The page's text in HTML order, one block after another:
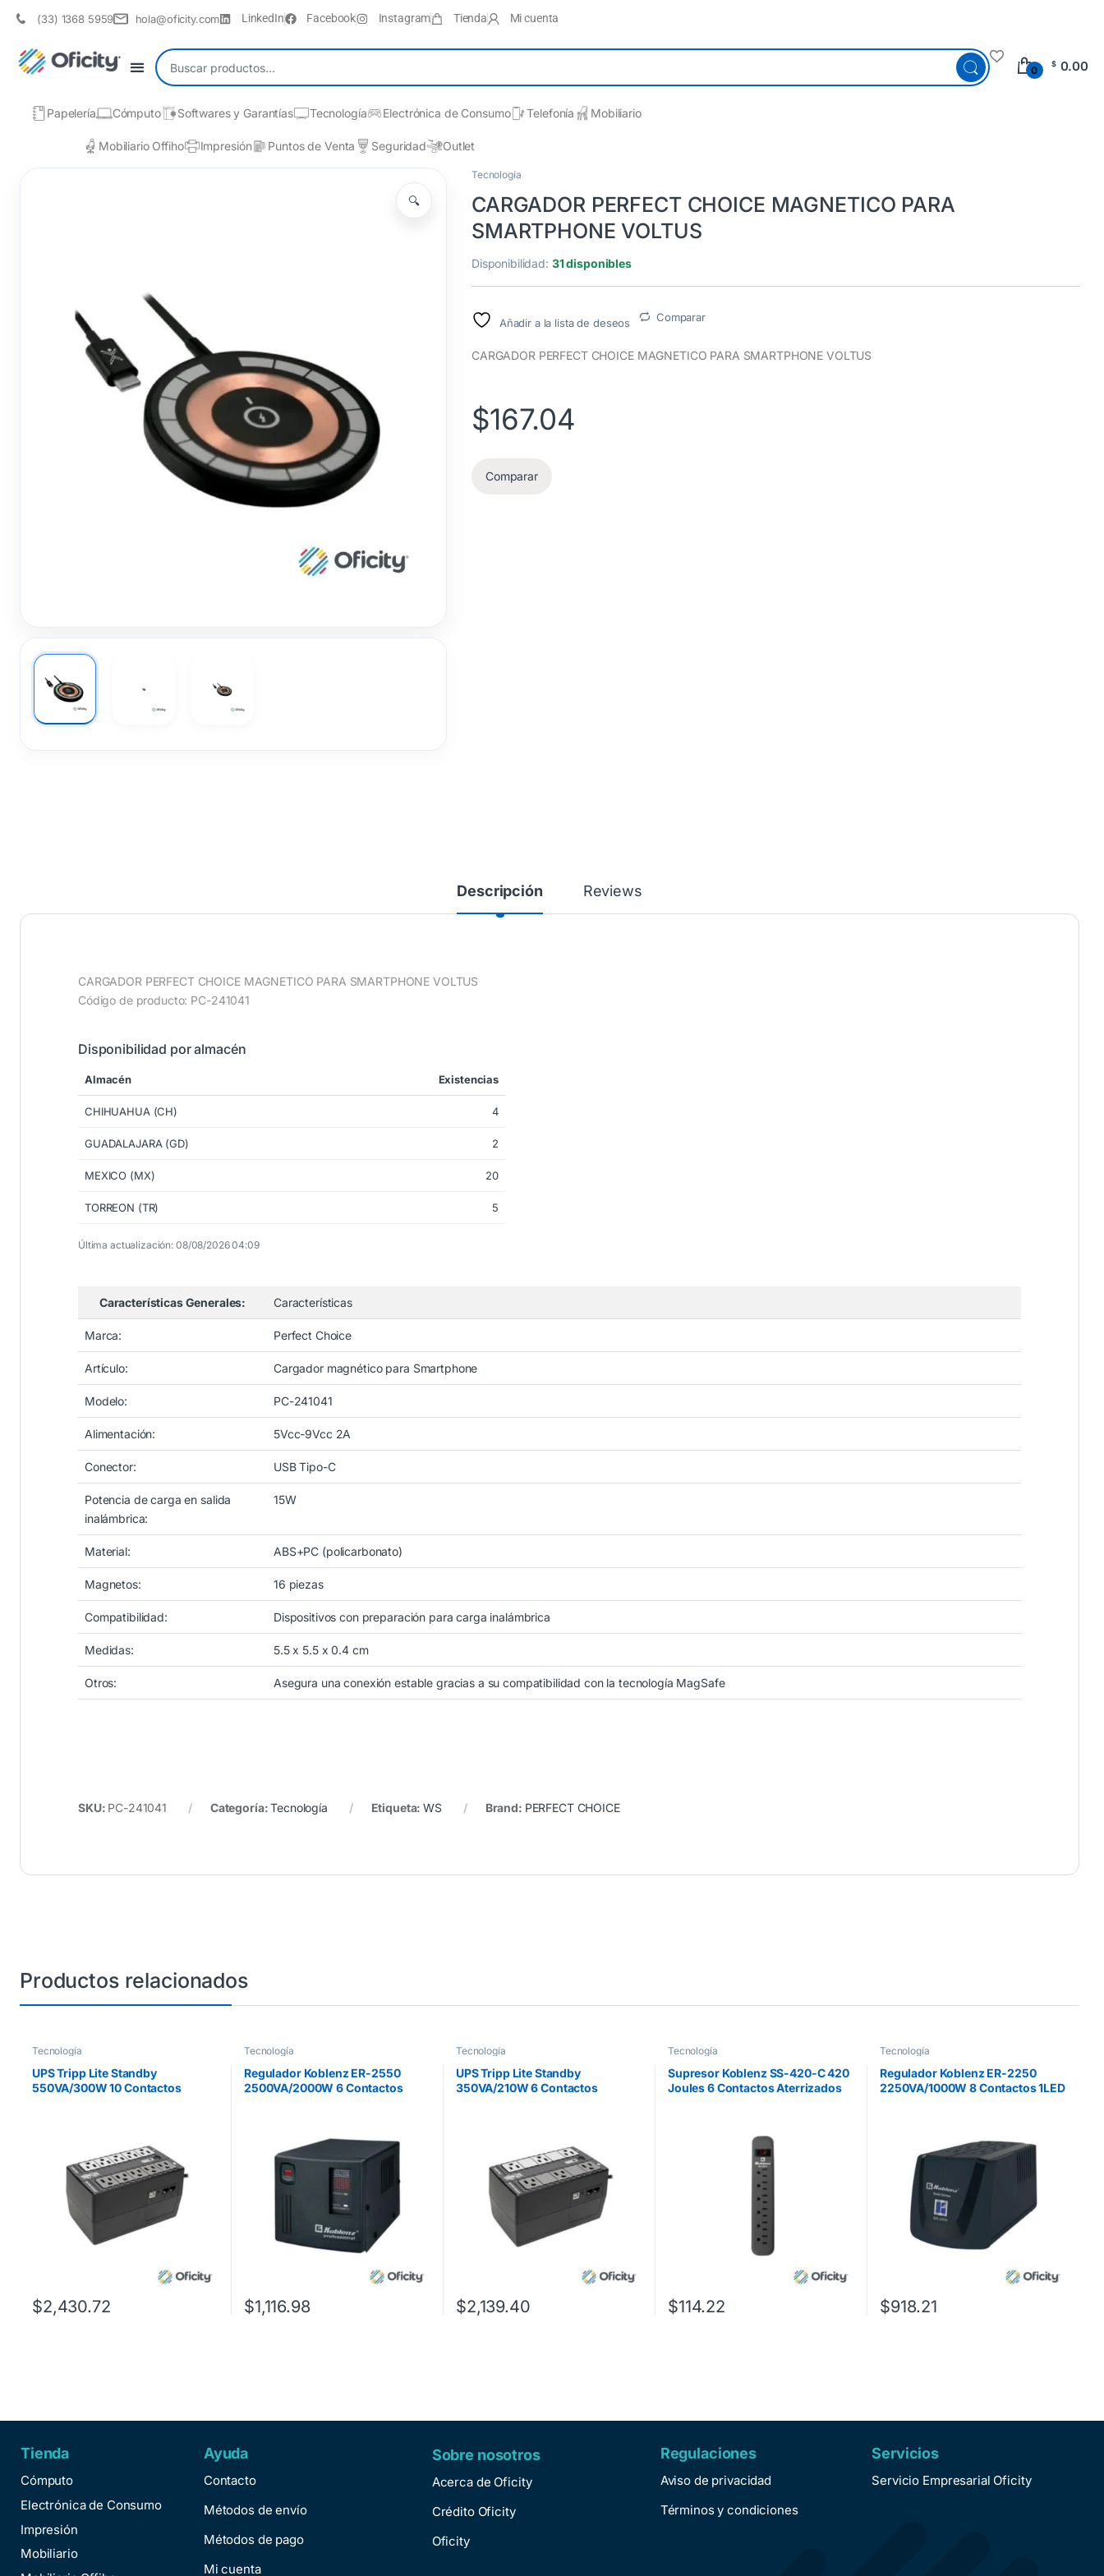
(33) 1368 5959 hola@oficity.com LinkedIn Facebook Instagram Tienda Mi cuenta
0
$ 0.00
Papelería Cómputo Softwares y Garantías Tecnología Electrónica de Consumo Telefonía Mobiliario
Mobiliario Offiho Impresión Puntos de Venta Seguridad Outlet
🔍
Tecnología
CARGADOR PERFECT CHOICE MAGNETICO PARA
SMARTPHONE VOLTUS
Disponibilidad: 31 disponibles
Añadir a la lista de deseos Comparar
CARGADOR PERFECT CHOICE MAGNETICO PARA SMARTPHONE VOLTUS
$167.04
Comparar
Descripción Reviews
CARGADOR PERFECT CHOICE MAGNETICO PARA SMARTPHONE VOLTUS
Código de producto: PC-241041
Disponibilidad por almacén
Almacén Existencias
CHIHUAHUA (CH) 4
GUADALAJARA (GD) 2
MEXICO (MX) 20
TORREON (TR) 5
Última actualización: 08/08/2026 04:09
Características Generales: Características
Marca: Perfect Choice
Artículo: Cargador magnético para Smartphone
Modelo: PC-241041
Alimentación: 5Vcc-9Vcc 2A
Conector: USB Tipo-C
Potencia de carga en salida
inalámbrica:
15W
Material: ABS+PC (policarbonato)
Magnetos: 16 piezas
Compatibilidad: Dispositivos con preparación para carga inalámbrica
Medidas: 5.5 x 5.5 x 0.4 cm
Otros: Asegura una conexión estable gracias a su compatibilidad con la tecnología MagSafe
SKU: PC-241041 Categoría:Tecnología Etiqueta:WS Brand: PERFECT CHOICE
Productos relacionados
Tecnología
UPS Tripp Lite Standby
550VA/300W 10 Contactos
$2,430.72
Tecnología
Regulador Koblenz ER-2550
2500VA/2000W 6 Contactos
$1,116.98
Tecnología
UPS Tripp Lite Standby
350VA/210W 6 Contactos
$2,139.40
Tecnología
Supresor Koblenz SS-420-C 420
Joules 6 Contactos Aterrizados
$114.22
Tecnología
Regulador Koblenz ER-2250
2250VA/1000W 8 Contactos 1LED
$918.21
Tienda
Cómputo
Electrónica de Consumo
Impresión
Mobiliario
Ayuda
Contacto
Métodos de envío
Métodos de pago
Mi cuenta
Sobre nosotros
Acerca de Oficity
Crédito Oficity
Oficity
Regulaciones
Aviso de privacidad
Términos y condiciones
Servicios
Servicio Empresarial Oficity